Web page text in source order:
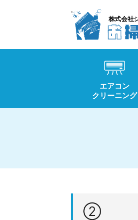
エアコン
クリーニング
②